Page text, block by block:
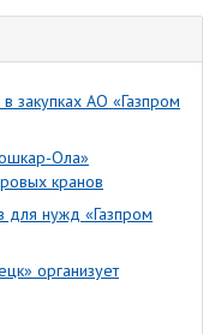
закупках АО «Газпром
Ола»
кранов
для нужд «Газпром
организует